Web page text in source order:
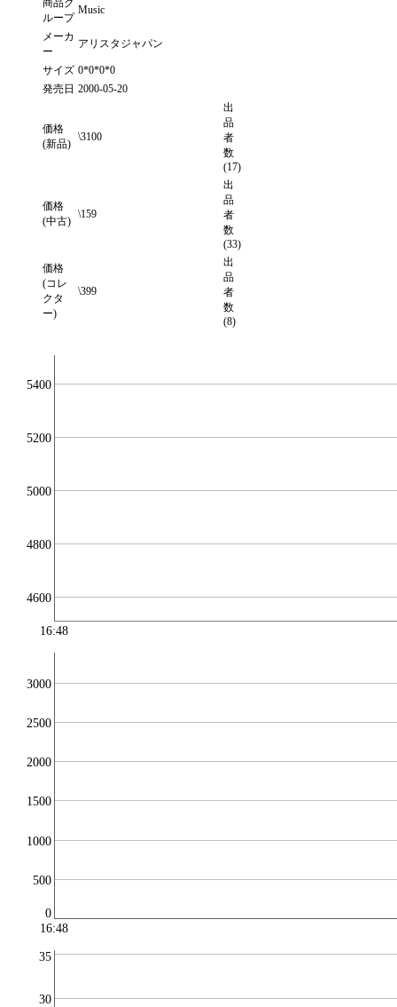
商品グ
ループ
Music
メーカ
ー
アリスタジャパン
サイズ 0*0*0*0
発売日 2000-05-20
価格
(新品)
\3100
出
品
者
数
(17)
価格
(中古)
\159
出
品
者
数
(33)
価格
(コレ
クタ
ー)
\399
出
品
者
数
(8)
4600
4800
5000
5200
5400
16:48
0
500
1000
1500
2000
2500
3000
16:48
30
35